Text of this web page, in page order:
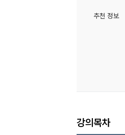
추천 정보
강의목차